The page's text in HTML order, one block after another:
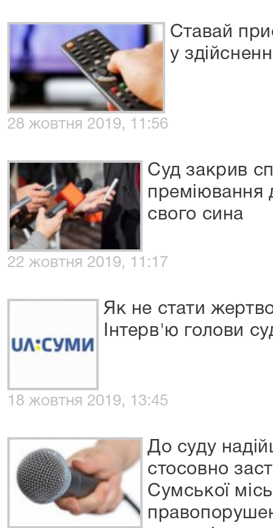
Ставай
у
28 жовтня 2019, 11:56
Суд закрив
преміювання
свого сина
22 жовтня 2019, 11:17
Як не стати
Інтерв'ю голови
18 жовтня 2019, 13:45
До суду
стосовно
Сумської